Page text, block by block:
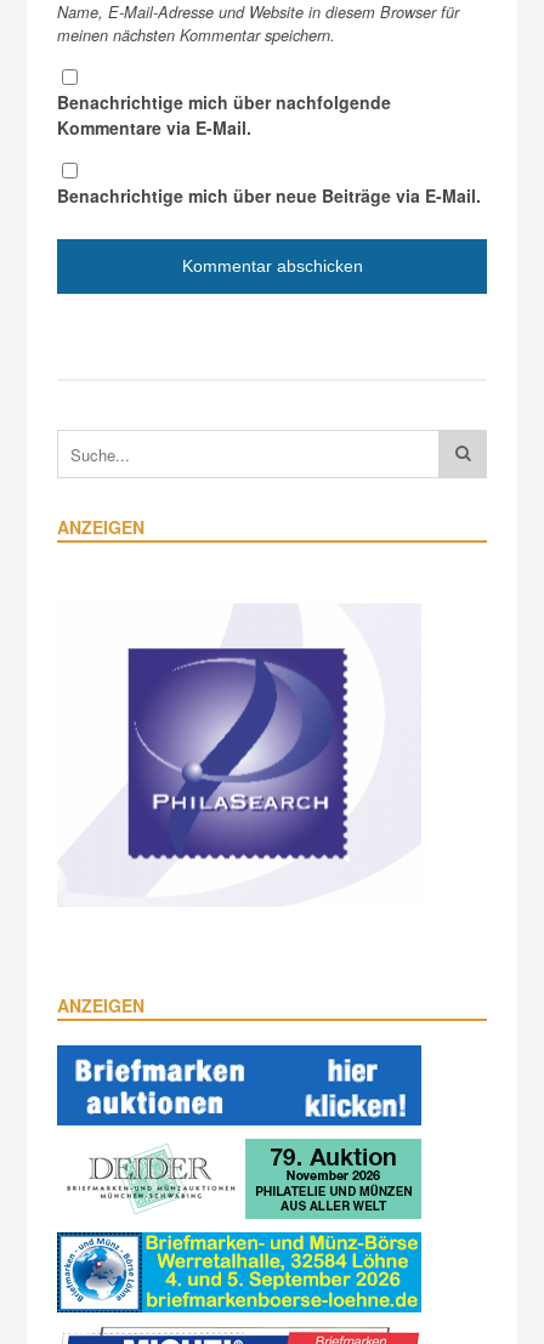
Name, E-Mail-Adresse und Website in diesem Browser für
meinen nächsten Kommentar speichern.
Benachrichtige mich über nachfolgende
Kommentare via E-Mail.
Benachrichtige mich über neue Beiträge via E-Mail.
ANZEIGEN
ANZEIGEN